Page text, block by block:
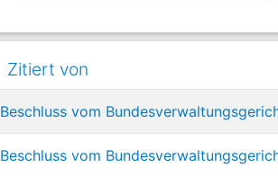
Zitiert von
Beschluss vom
Beschluss vom